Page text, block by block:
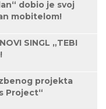
dobio je svoj
mobitelom!
SINGL „TEBI
projekta
Project“